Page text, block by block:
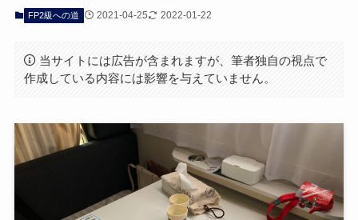
FP2級への道 2021-04-25 2022-01-22
当サイトには広告が含まれますが、筆者独自の視点で
作成している内容には影響を与えていません。